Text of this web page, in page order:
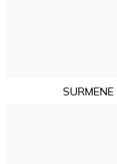
SURMENE